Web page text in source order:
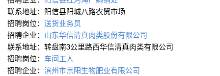
联系地址：阳信县阳城八路农贸市场
招聘岗位： 送货业务员
招聘企业： 山东华信清真肉类股份有限公司
联系地址：转盘南3公里路西华信清真肉类有限公司
招聘岗位： 车间工人
招聘企业： 滨州市京阳生物肥业有限公司